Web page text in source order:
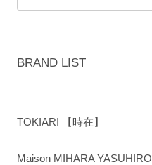
BRAND LIST
TOKIARI 【時在】
Maison MIHARA YASUHIRO